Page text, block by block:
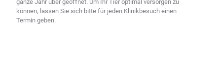
ganze Jahr über geöffnet. Um Ihr Tier optimal versorgen zu
können, lassen Sie sich bitte für jeden Klinikbesuch einen
Termin geben.